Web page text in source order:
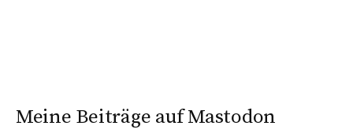
Meine Beiträge auf Mastodon